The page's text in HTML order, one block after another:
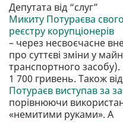
Депутата від “слуг”
Микиту Потураєва
реєстру корупціонерів
– через несвоєчасне
про суттєві зміни у
транспортного
1 700 гривень. Також
Потураєв виступав за
порівнюючи
«немитими руками». А